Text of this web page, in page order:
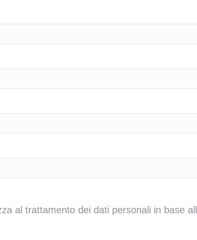
al trattamento dei dati personali in base